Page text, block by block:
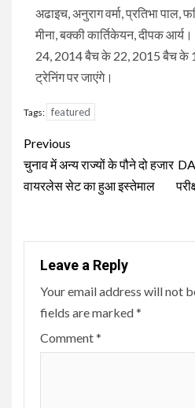
अढाइच, अनुराग वर्मा, प्रतिभा पाल,
मीना, बक्की कार्तिकेयन, दीपक
24, 2014 बैच के 22, 2015 बैच के
ट्रेनिंग पर जाएंगे।
Tags: featured
Continue
Reading
Previous
चुनाव में अन्य राज्यों के पौने दो हजार
वायरलेस सेट का हुआ इस्तेमाल
Leave a Reply
Your email address will not
fields are marked*
Comment*